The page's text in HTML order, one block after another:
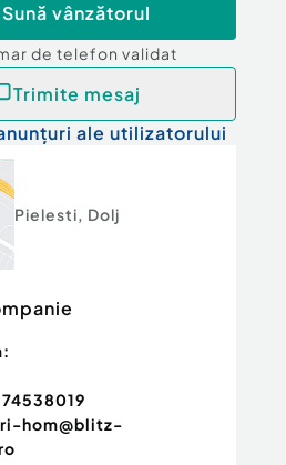
Sună vânzătorul
de telefon validat
Trimite mesaj
ale utilizatorului
Pielesti, Dolj
hom@blitz-